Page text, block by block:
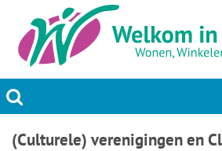
Actueel
(Culturele) verenigingen en